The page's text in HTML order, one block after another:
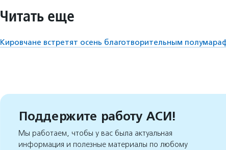
Читать еще
Кировчане встретят осень благотворительным
Поддержите работу АСИ!
Мы работаем, чтобы у вас была актуальная
информация и полезные материалы по любому